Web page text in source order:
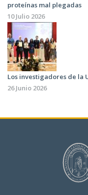
proteínas mal plegadas
10 Julio 2026
Los investigadores de la
26 Junio 2026